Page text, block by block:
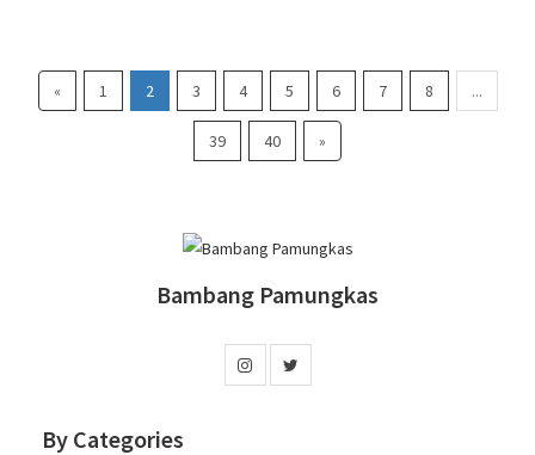
« 1 2 3 4 5 6 7 8 ...
39 40 »
Bambang Pamungkas
By Categories